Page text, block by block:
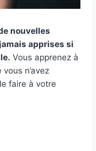
nouvelles
apprises si
Vous apprenez à
n’avez
faire à votre